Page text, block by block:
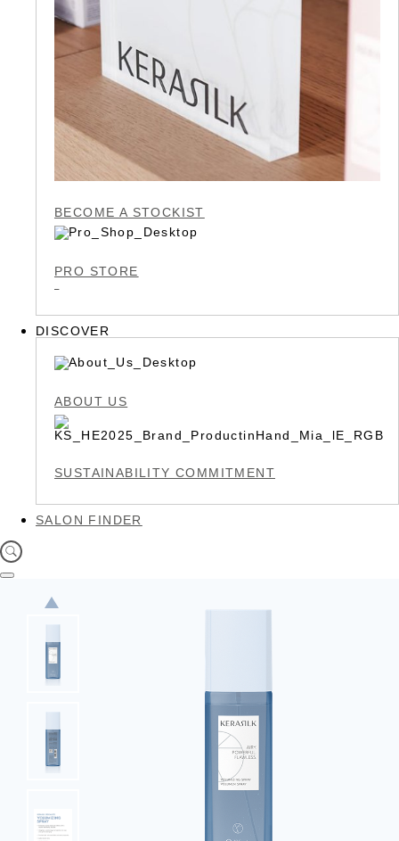
BECOME A STOCKIST
PRO STORE
DISCOVER
ABOUT US
SUSTAINABILITY COMMITMENT
SALON FINDER